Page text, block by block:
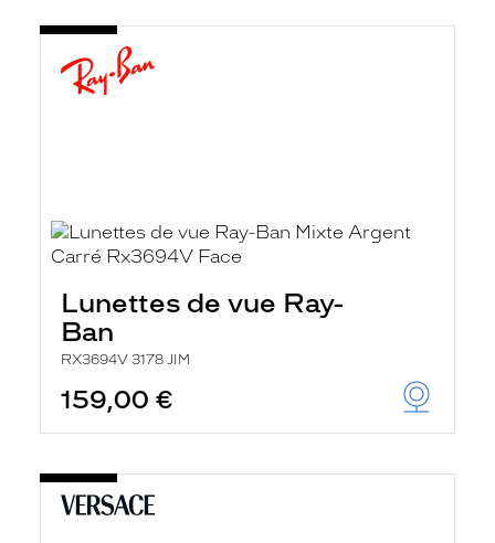
Lunettes de vue Ray-
Ban
RX3694V 3178 JIM
159,00 €